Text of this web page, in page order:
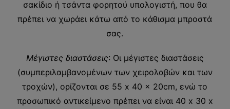
σακίδιο ή τσάντα φορητού υπολογιστή, που θα
πρέπει να χωράει κάτω από το κάθισμα μπροστά
σας.
Μέγιστες διαστάσεις: Οι μέγιστες διαστάσεις
(συμπεριλαμβανομένων των χειρολαβών και των
τροχών), ορίζονται σε 55 x 40 x 20cm, ενώ το
προσωπικό αντικείμενο πρέπει να είναι 40 x 30 x